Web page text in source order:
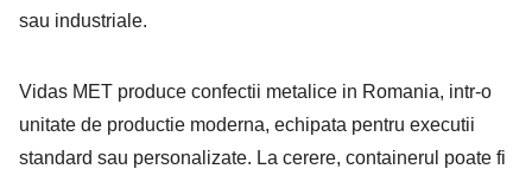
sau industriale.
Vidas MET produce confectii metalice in Romania, intr-o
unitate de productie moderna, echipata pentru executii
standard sau personalizate. La cerere, containerul poate fi